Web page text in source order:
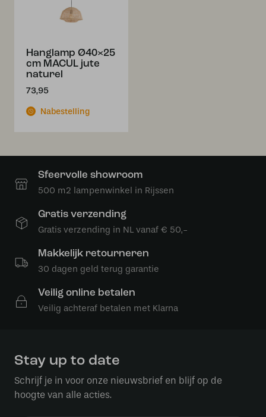
Hanglamp Ø40×25
cm MACUL jute
naturel
73,95
Nabestelling
Sfeervolle showroom
500 m2 lampenwinkel in Rijssen
Gratis verzending
Gratis verzending in NL vanaf € 50,-
Makkelijk retourneren
30 dagen geld terug garantie
Veilig online betalen
Veilig achteraf betalen met Klarna
Stay up to date
Schrijf je in voor onze nieuwsbrief en blijf op de
hoogte van alle acties.